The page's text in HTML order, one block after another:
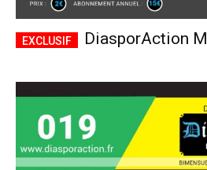
DiasporAction